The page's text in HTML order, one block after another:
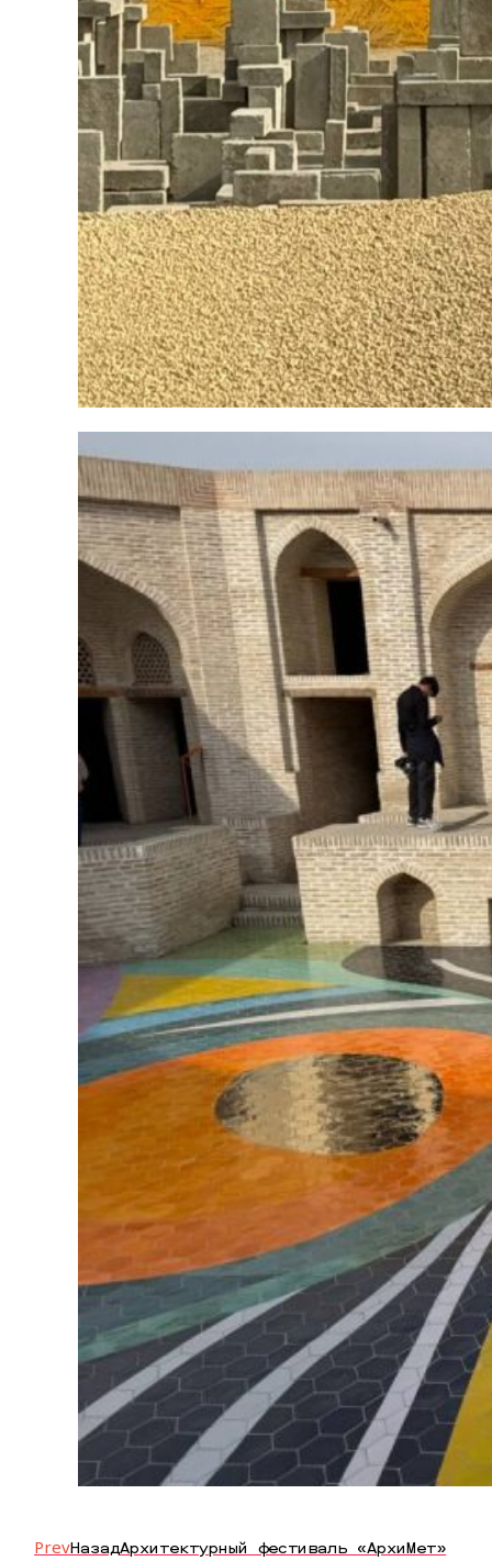
PrevНазадАрхитектурный фестиваль «АрхиМет»